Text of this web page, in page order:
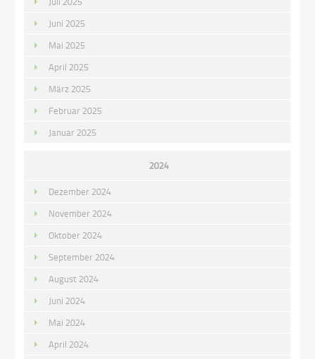
Juni 2025
Mai 2025
April 2025
März 2025
Februar 2025
Januar 2025
2024
Dezember 2024
November 2024
Oktober 2024
September 2024
August 2024
Juni 2024
Mai 2024
April 2024